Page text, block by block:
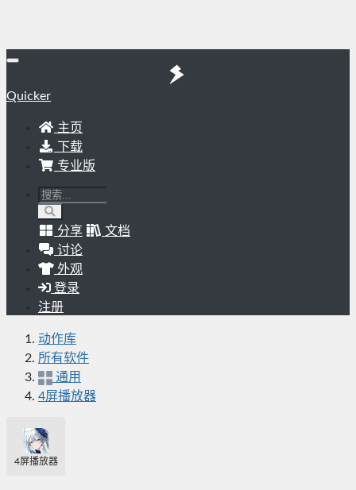
Quicker
主页
下载
专业版
分享
文档
讨论
外观
登录
注册
动作库
所有软件
通用
4屏播放器
4屏播放器